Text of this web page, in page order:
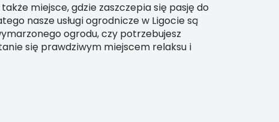
miejsce, gdzie zaszczepia się pasję do
nasze usługi ogrodnicze w Ligocie są
ogrodu, czy potrzebujesz
się prawdziwym miejscem relaksu i